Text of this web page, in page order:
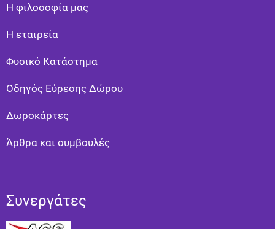
Η φιλοσοφία μας
Η εταιρεία
Φυσικό Κατάστημα
Οδηγός Εύρεσης Δώρου
Δωροκάρτες
Άρθρα και συμβουλές
Συνεργάτες